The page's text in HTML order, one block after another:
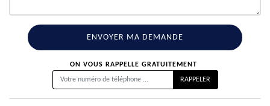
ON VOUS RAPPELLE GRATUITEMENT